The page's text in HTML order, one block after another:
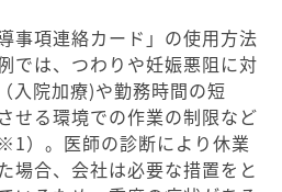
事項連絡カード」の使用方法
では、つわりや妊娠悪阻に対
入院加療)や勤務時間の短
せる環境での作業の制限など
）。医師の診断により休業
場合、会社は必要な措置をと